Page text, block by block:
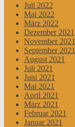
Juli 2022
Mai 2022
März 2022
Dezember 2021
November 2021
September 2021
August 2021
Juli 2021
Juni 2021
Mai 2021
April 2021
März 2021
Februar 2021
Januar 2021